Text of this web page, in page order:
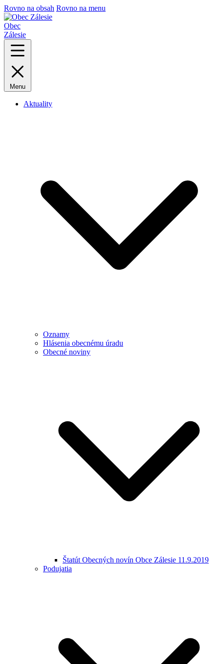
Rovno na obsah Rovno na menu
Obec
Zálesie
Menu
Aktuality
Oznamy
Hlásenia obecnému úradu
Obecné noviny
Štatút Obecných novín Obce Zálesie 11.9.2019
Podujatia